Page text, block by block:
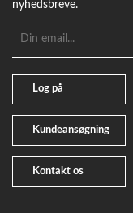
nyhedsbreve.
mailadresse
Kontakt os
Kundeansøgning
Log på